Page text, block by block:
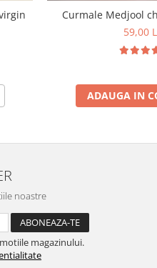
Curmale Medjool
59,00
ADAUGA IN
noastre
magazinului.